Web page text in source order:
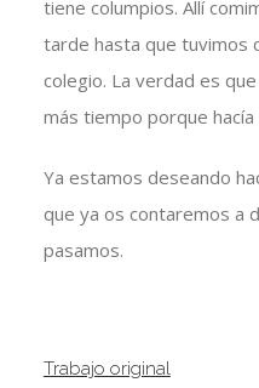
tiene columpios. Allí
tarde hasta que tuvimos
colegio. La verdad es
más tiempo porque
Ya estamos deseando
que ya os contaremos a
pasamos.
Trabajo original